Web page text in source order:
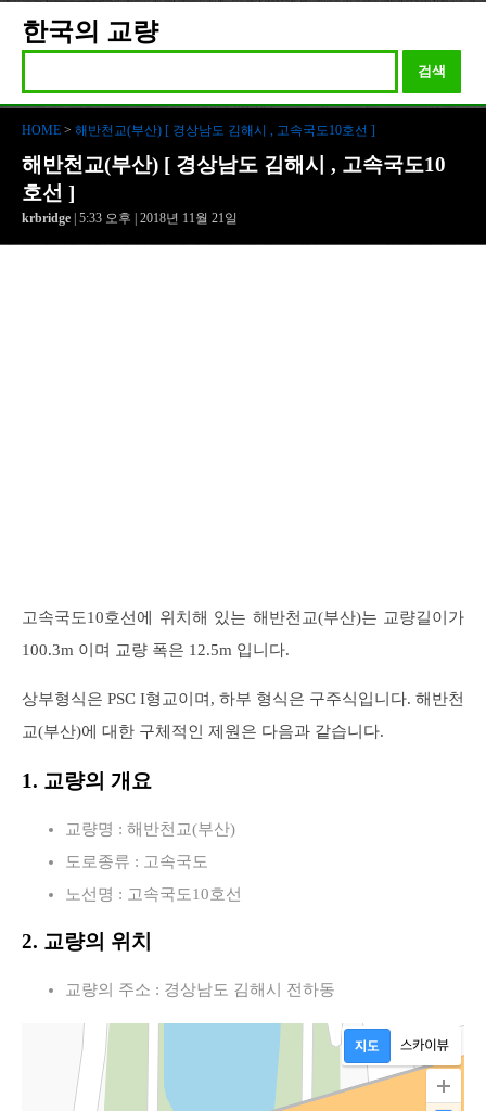
한국의 교량
검색
HOME > 해반천교(부산) [ 경상남도 김해시 , 고속국도10호선 ]
해반천교(부산) [ 경상남도 김해시 , 고속국도10
호선 ]
krbridge | 5:33 오후 | 2018년 11월 21일
고속국도10호선에 위치해 있는 해반천교(부산)는 교량길이가
100.3m 이며 교량 폭은 12.5m 입니다.
상부형식은 PSC I형교이며, 하부 형식은 구주식입니다. 해반천
교(부산)에 대한 구체적인 제원은 다음과 같습니다.
1. 교량의 개요
교량명 : 해반천교(부산)
도로종류 : 고속국도
노선명 : 고속국도10호선
2. 교량의 위치
교량의 주소 : 경상남도 김해시 전하동